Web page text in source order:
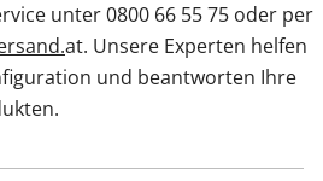
unter 0800 66 55 75 oder per
at. Unsere Experten helfen
und beantworten Ihre